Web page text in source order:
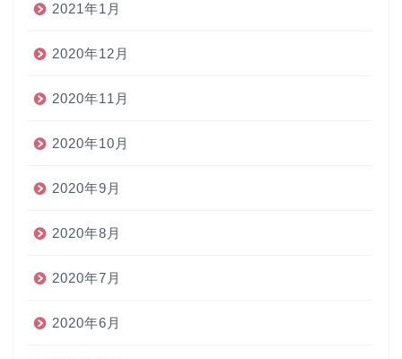
2021年1月
2020年12月
2020年11月
2020年10月
2020年9月
2020年8月
2020年7月
2020年6月